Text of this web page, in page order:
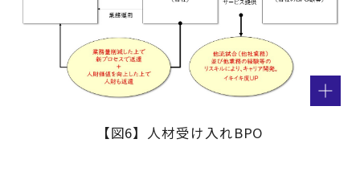
【図6】人材受け入れBPO